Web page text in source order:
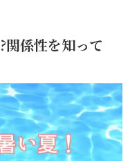
関係性を知って